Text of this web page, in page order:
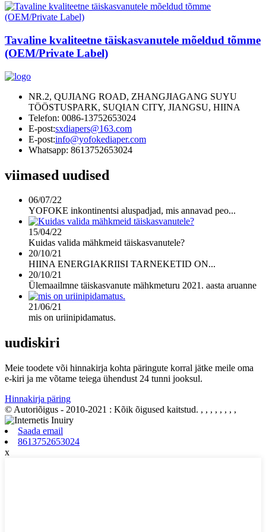
Tavaline kvaliteetne täiskasvanutele mõeldud tõmme
(OEM/Private Label)
NR.2, QUJIANG ROAD, ZHANGJIAGANG SUYU
TÖÖSTUSPARK, SUQIAN CITY, JIANGSU, HIINA
Telefon: 0086-13752653024
E-post:sxdiapers@163.com
E-post:info@yofokediaper.com
Whatsapp: 8613752653024
viimased uudised
06/07/22
YOFOKE inkontinentsi aluspadjad, mis annavad peo...
15/04/22
Kuidas valida mähkmeid täiskasvanutele?
20/10/21
HIINA ENERGIAKRIISI TARNEKETID ON...
20/10/21
Ülemaailmne täiskasvanute mähkmeturu 2021. aasta aruanne
21/06/21
mis on uriinipidamatus.
uudiskiri
Meie toodete või hinnakirja kohta päringute korral jätke meile oma
e-kiri ja me võtame teiega ühendust 24 tunni jooksul.
Hinnakirja päring
© Autoriõigus - 2010-2021 : Kõik õigused kaitstud. , , , , , , , ,
Saada email
8613752653024
x